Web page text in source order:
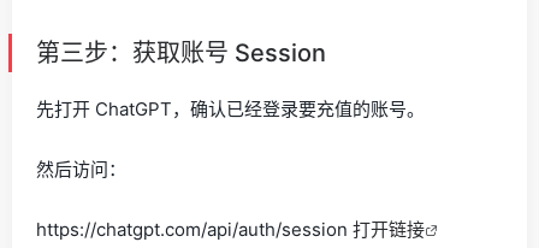
第三步：获取账号 Session
先打开 ChatGPT，确认已经登录要充值的账号。
然后访问：
https://chatgpt.com/api/auth/session 打开链接